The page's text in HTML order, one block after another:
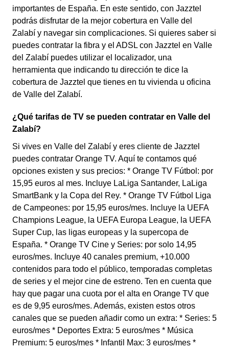
importantes de España. En este sentido, con Jazztel
podrás disfrutar de la mejor cobertura en Valle del
Zalabí y navegar sin complicaciones. Si quieres saber si
puedes contratar la fibra y el ADSL con Jazztel en Valle
del Zalabí puedes utilizar el localizador, una
herramienta que indicando tu dirección te dice la
cobertura de Jazztel que tienes en tu vivienda u oficina
de Valle del Zalabí.
¿Qué tarifas de TV se pueden contratar en Valle del
Zalabí?
Si vives en Valle del Zalabí y eres cliente de Jazztel
puedes contratar Orange TV. Aquí te contamos qué
opciones existen y sus precios: * Orange TV Fútbol: por
15,95 euros al mes. Incluye LaLiga Santander, LaLiga
SmartBank y la Copa del Rey. * Orange TV Fútbol Liga
de Campeones: por 15,95 euros/mes. Incluye la UEFA
Champions League, la UEFA Europa League, la UEFA
Super Cup, las ligas europeas y la supercopa de
España. * Orange TV Cine y Series: por solo 14,95
euros/mes. Incluye 40 canales premium, +10.000
contenidos para todo el público, temporadas completas
de series y el mejor cine de estreno. Ten en cuenta que
hay que pagar una cuota por el alta en Orange TV que
es de 9,95 euros/mes. Además, existen estos otros
canales que se pueden añadir como un extra: * Series: 5
euros/mes * Deportes Extra: 5 euros/mes * Música
Premium: 5 euros/mes * Infantil Max: 3 euros/mes *